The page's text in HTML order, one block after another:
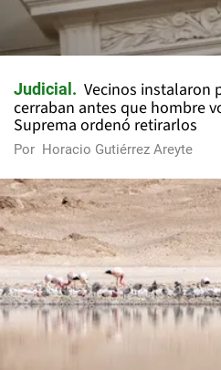
Judicial
Vecinos instalaron
cerraban antes que hombre
Suprema ordenó retirarlos
Por Horacio Gutiérrez Areyte